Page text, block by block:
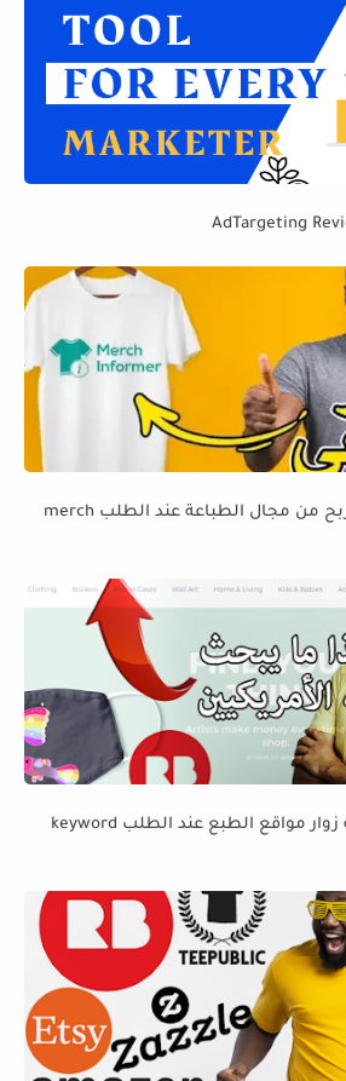
شرح ميرش إنفورمر للربح من مجال الطباعة عند الطلب merch
كيف أعرف ما يبحث عنه زوار مواقع الطبع عند الطلب keyword